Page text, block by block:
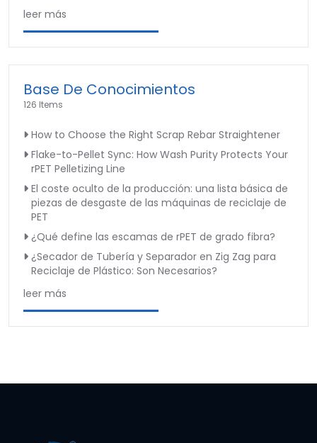
leer más
Base De Conocimientos
126 Items
How to Choose the Right Scrap Rebar Straightener
Flake-to-Pellet Sync: How Wash Purity Protects Your
rPET Pelletizing Line
El coste oculto de la producción: una lista básica de
piezas de desgaste de las máquinas de reciclaje de
PET
¿Qué define las escamas de rPET de grado fibra?
¿Secador de Tubería y Separador en Zig Zag para
Reciclaje de Plástico: Son Necesarios?
leer más